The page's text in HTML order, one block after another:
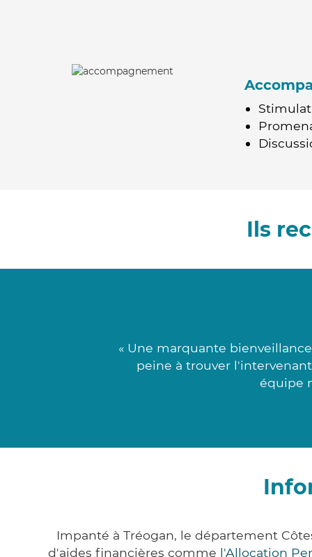
Ils
« Une marquante
peine à trouver
équipe
Impanté à Tréogan, le département
d'aides financières comme l'Allocation